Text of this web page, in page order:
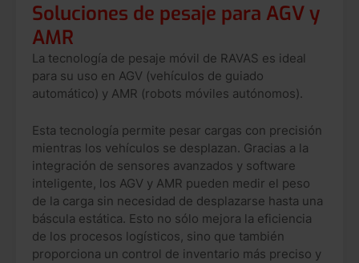
Soluciones de pesaje para AGV y
AMR
La tecnología de pesaje móvil de RAVAS es ideal
para su uso en AGV (vehículos de guiado
automático) y AMR (robots móviles autónomos).
Esta tecnología permite pesar cargas con precisión
mientras los vehículos se desplazan. Gracias a la
integración de sensores avanzados y software
inteligente, los AGV y AMR pueden medir el peso
de la carga sin necesidad de desplazarse hasta una
báscula estática. Esto no sólo mejora la eficiencia
de los procesos logísticos, sino que también
proporciona un control de inventario más preciso y